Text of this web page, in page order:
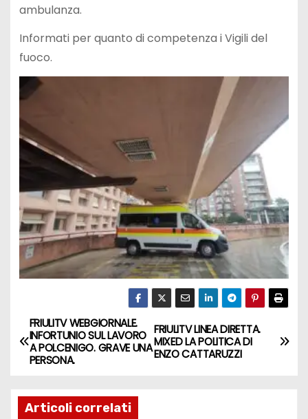
ambulanza.
Informati per quanto di competenza i Vigili del
fuoco.
FRIULITV LINEA DIRETTA.
MIXED LA POLITICA DI
ENZO CATTARUZZI
FRIULITV WEBGIORNALE.
INFORTUNIO SUL LAVORO
A POLCENIGO. GRAVE UNA
PERSONA.
Articoli correlati